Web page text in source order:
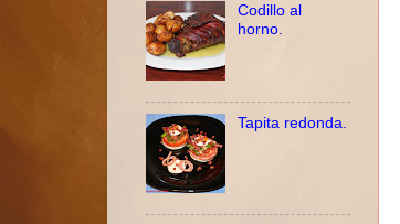
Codillo al
horno.
Tapita redonda.